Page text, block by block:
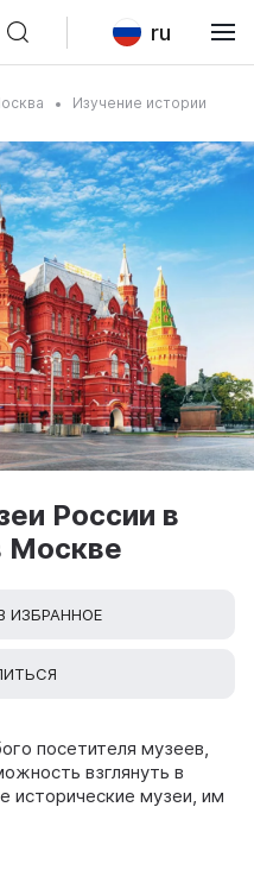
ru
Изучение истории
России в
Москве
ИЗБРАННОЕ
посетителя музеев,
взглянуть в
исторические музеи, им